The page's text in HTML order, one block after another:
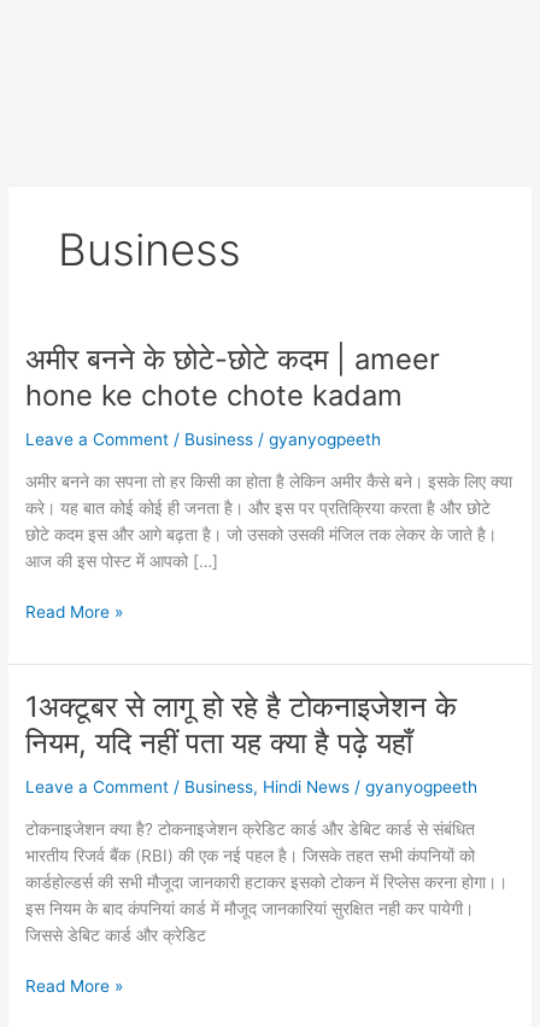
Business
अमीर बनने के छोटे-छोटे कदम | ameer
hone ke chote chote kadam
Leave a Comment / Business /gyanyogpeeth
अमीर बनने का सपना तो हर किसी का होता है लेकिन अमीर कैसे बने। इसके लिए क्या
करे। यह बात कोई कोई ही जनता है। और इस पर प्रतिक्रिया करता है और छोटे
छोटे कदम इस और आगे बढ़ता है। जो उसको उसकी मंजिल तक लेकर के जाते है।
आज की इस पोस्ट में आपको […]
अमीर
के
छोटे-
छोटे
कदम
ameer
hone
ke
chote
chote
kadam
Read More »
1अक्टूबर से लागू हो रहे है टोकनाइजेशन के
नियम, यदि नहीं पता यह क्या है पढ़े यहाँ
Leave a Comment / Business, Hindi News /gyanyogpeeth
टोकनाइजेशन क्‍या है? टोकनाइजेशन क्रेडिट कार्ड और डेबिट कार्ड से संबंधित
भारतीय रिजर्व बैंक (RBI) की एक नई पहल है। जिसके तहत सभी कंपनियों को
कार्डहोल्‍डर्स की सभी मौजूदा जानकारी हटाकर इसको टोकन में रिप्लेस करना होगा।।
इस नियम के बाद कंपनियां कार्ड में मौजूद जानकारियां सुरक्षित नही कर पायेगी।
जिससे डेबिट कार्ड और क्रेडिट
1अक्टूबर
Read More »